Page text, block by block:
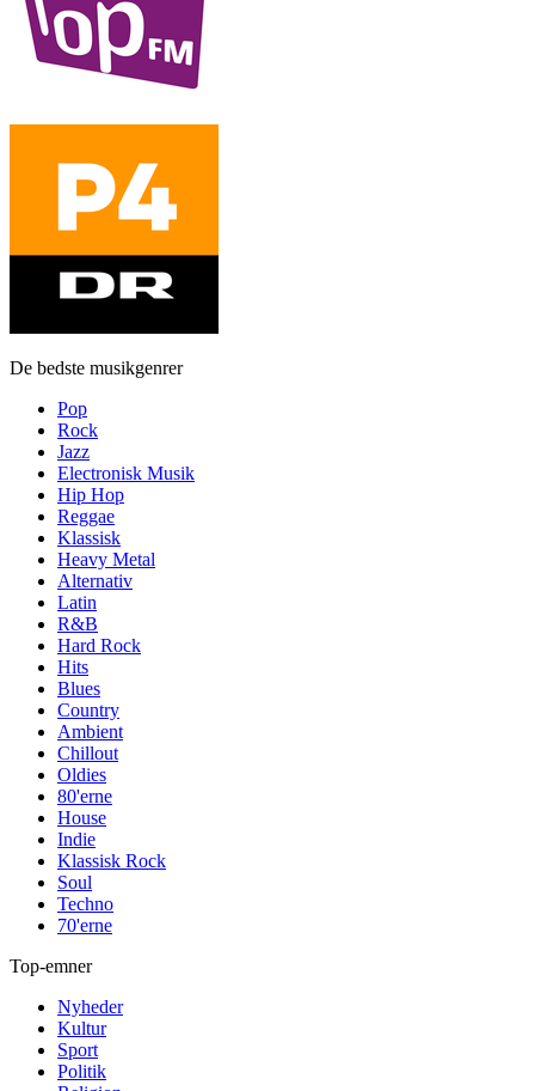
De bedste musikgenrer
Pop
Rock
Jazz
Electronisk Musik
Hip Hop
Reggae
Klassisk
Heavy Metal
Alternativ
Latin
R&B
Hard Rock
Hits
Blues
Country
Ambient
Chillout
Oldies
80'erne
House
Indie
Klassisk Rock
Soul
Techno
70'erne
Top-emner
Nyheder
Kultur
Sport
Politik